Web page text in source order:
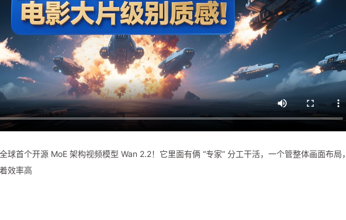
球首个开源 MoE 架构视频模型 Wan 2.2！它里面有俩 “专家” 分工干活，一个管整体画面布局，
效率高